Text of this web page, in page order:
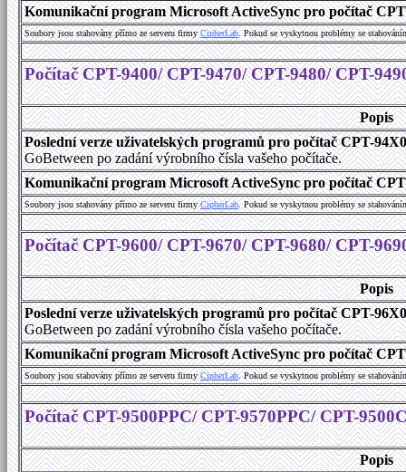
Komunikační program Microsoft ActiveSync pro počítač
Soubory jsou stahovány přímo ze serveru firmyCipherLab. Pokud se vyskytnou problémy se
Počítač CPT-9400/ CPT-9470/ CPT-9480/ CPT-
Popis
Poslední verze uživatelských programů pro počítač CPT-94X0
GoBetween po zadání výrobního čísla vašeho počítače.
Komunikační program Microsoft ActiveSync pro počítač
Soubory jsou stahovány přímo ze serveru firmyCipherLab. Pokud se vyskytnou problémy se
Počítač CPT-9600/ CPT-9670/ CPT-9680/ CPT-
Popis
Poslední verze uživatelských programů pro počítač CPT-96X0
GoBetween po zadání výrobního čísla vašeho počítače.
Komunikační program Microsoft ActiveSync pro počítač
Soubory jsou stahovány přímo ze serveru firmyCipherLab. Pokud se vyskytnou problémy se
Počítač CPT-9500PPC/ CPT-9570PPC/ CPT-
Popis